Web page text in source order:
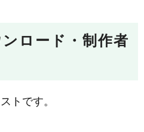
ロード・制作者
トです。